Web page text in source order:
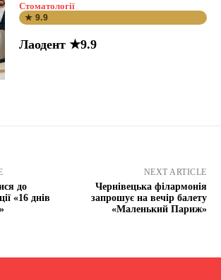
Стоматології
★ 9.9
Лаодент ★9.9
до
«16 днів
NEXT ARTICLE
Чернівецька філармонія
запрошує на вечір балету
«Маленький Париж»